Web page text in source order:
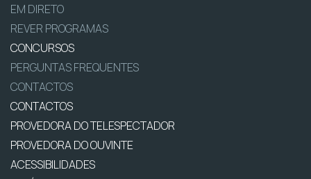
EM DIRETO
REVER PROGRAMAS
CONCURSOS
PERGUNTAS FREQUENTES
CONTACTOS
CONTACTOS
PROVEDORA DO TELESPECTADOR
PROVEDORA DO OUVINTE
ACESSIBILIDADES